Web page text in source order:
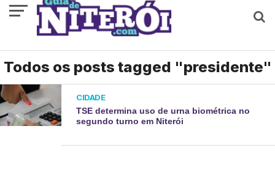
Todos os posts tagged "presidente"
CIDADE
TSE determina uso de urna biométrica no
segundo turno em Niterói